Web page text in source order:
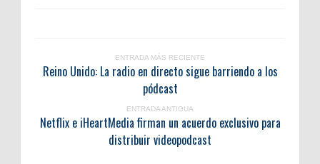
ENTRADA MÁS RECIENTE
Reino Unido: La radio en directo sigue barriendo a los
pódcast
ENTRADA ANTIGUA
Netflix e iHeartMedia firman un acuerdo exclusivo para
distribuir videopodcast